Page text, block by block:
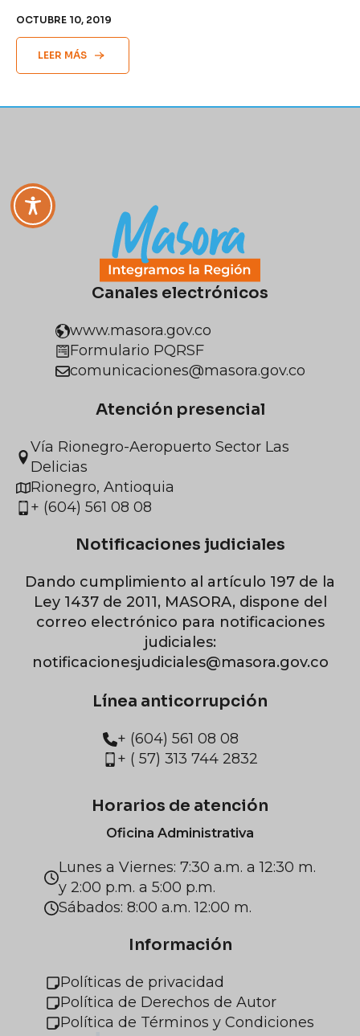
OCTUBRE 10, 2019
LEER MÁS
Canales electrónicos
www.masora.gov.co
Formulario PQRSF
comunicaciones@masora.gov.co
Atención presencial
Vía Rionegro-Aeropuerto Sector Las
Delicias
Rionegro, Antioquia
+ (604) 561 08 08
Notificaciones judiciales
Dando cumplimiento al artículo 197 de la
Ley 1437 de 2011, MASORA, dispone del
correo electrónico para notificaciones
judiciales:
notificacionesjudiciales@masora.gov.co
Línea anticorrupción
+ (604) 561 08 08
+ ( 57) 313 744 2832
Horarios de atención
Oficina Administrativa
Lunes a Viernes: 7:30 a.m. a 12:30 m.
y 2:00 p.m. a 5:00 p.m.
Sábados: 8:00 a.m. 12:00 m.
Información
Políticas de privacidad
Política de Derechos de Autor
Política de Términos y Condiciones